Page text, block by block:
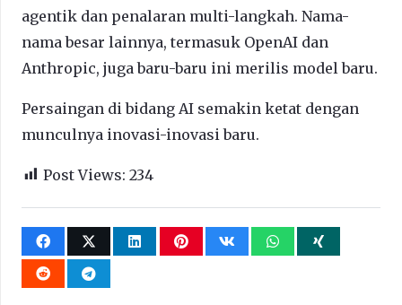
agentik dan penalaran multi-langkah. Nama-
nama besar lainnya, termasuk OpenAI dan
Anthropic, juga baru-baru ini merilis model baru.
Persaingan di bidang AI semakin ketat dengan
munculnya inovasi-inovasi baru.
Post Views: 234